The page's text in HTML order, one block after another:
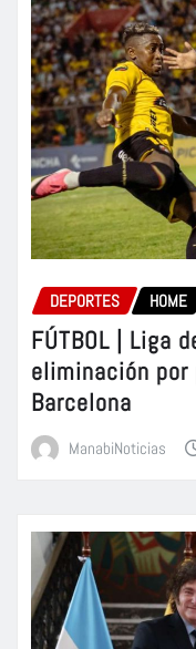
DEPORTES HOME
FÚTBOL | Liga
eliminación
Barcelona
ManabiNoticias